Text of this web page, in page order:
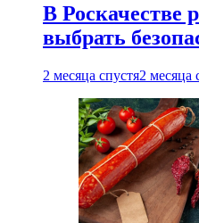
В Роскачестве
выбрать
2 месяца спустя2 месяца